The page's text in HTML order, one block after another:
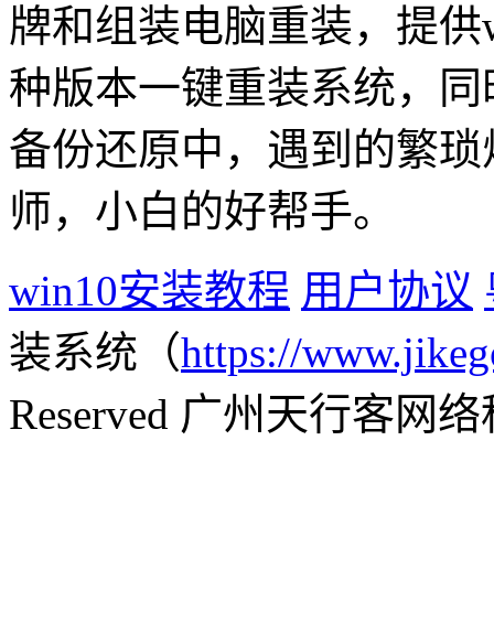
牌和组装电脑重装，提
种版本一键重装系统，
备份还原中，遇到的繁
师，小白的好帮手。
win10安装教程 用户协议
装系统（https://
Reserved 广州天行客网